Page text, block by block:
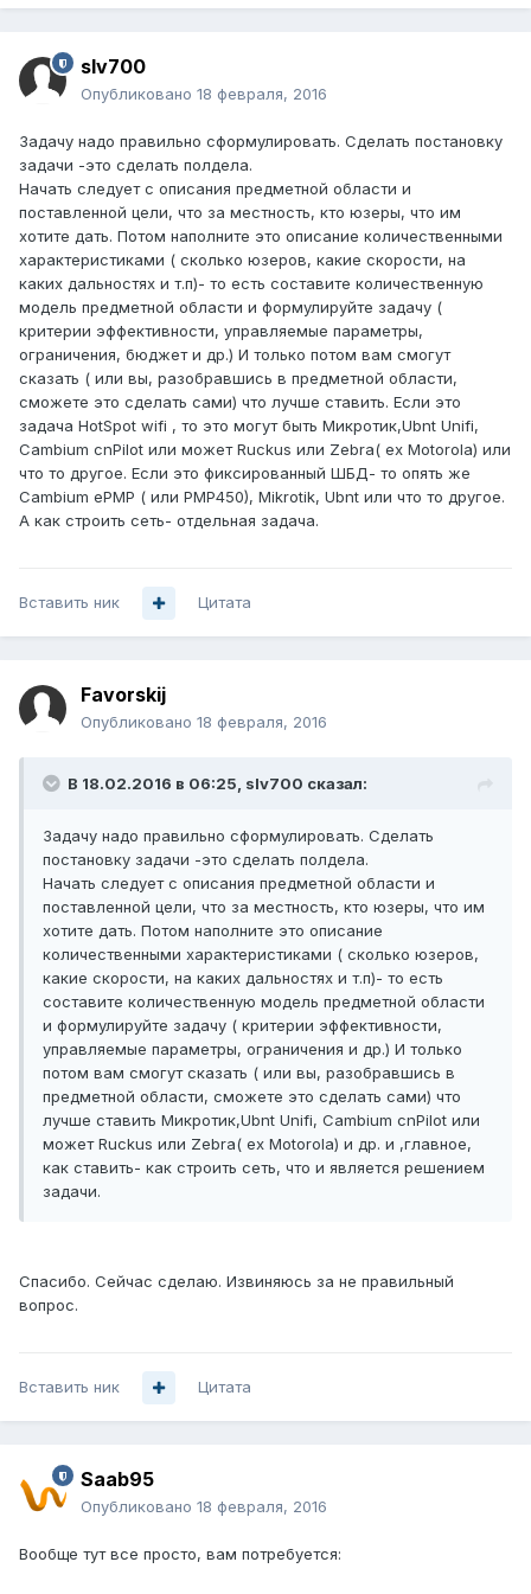
slv700
Опубликовано 18 февраля, 2016
Задачу надо правильно сформулировать. Сделать постановку
задачи -это сделать полдела.
Начать следует с описания предметной области и
поставленной цели, что за местность, кто юзеры, что им
хотите дать. Потом наполните это описание количественными
характеристиками ( сколько юзеров, какие скорости, на
каких дальностях и т.п)- то есть составите количественную
модель предметной области и формулируйте задачу (
критерии эффективности, управляемые параметры,
ограничения, бюджет и др.) И только потом вам смогут
сказать ( или вы, разобравшись в предметной области,
сможете это сделать сами) что лучше ставить. Если это
задача HotSpot wifi , то это могут быть Микротик,Ubnt Unifi,
Cambium cnPilot или может Ruckus или Zebra( ex Motorola) или
что то другое. Если это фиксированный ШБД- то опять же
Cambium ePMP ( или PMP450), Mikrotik, Ubnt или что то другое.
А как строить сеть- отдельная задача.
Вставить ник Цитата
Favorskij
Опубликовано 18 февраля, 2016
В 18.02.2016 в 06:25, slv700 сказал:
Задачу надо правильно сформулировать. Сделать
постановку задачи -это сделать полдела.
Начать следует с описания предметной области и
поставленной цели, что за местность, кто юзеры, что им
хотите дать. Потом наполните это описание
количественными характеристиками ( сколько юзеров,
какие скорости, на каких дальностях и т.п)- то есть
составите количественную модель предметной области
и формулируйте задачу ( критерии эффективности,
управляемые параметры, ограничения и др.) И только
потом вам смогут сказать ( или вы, разобравшись в
предметной области, сможете это сделать сами) что
лучше ставить Микротик,Ubnt Unifi, Cambium cnPilot или
может Ruckus или Zebra( ex Motorola) и др. и ,главное,
как ставить- как строить сеть, что и является решением
задачи.
Спасибо. Сейчас сделаю. Извиняюсь за не правильный
вопрос.
Вставить ник Цитата
Saab95
Опубликовано 18 февраля, 2016
Вообще тут все просто, вам потребуется: